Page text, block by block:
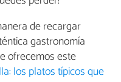
de recargar
gastronomía
ofrecemos este
los platos típicos que